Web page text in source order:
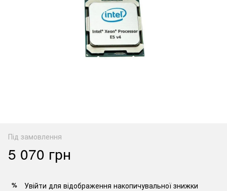
Під замовлення
5 070 грн
% Увійти для відображення накопичувальної знижки